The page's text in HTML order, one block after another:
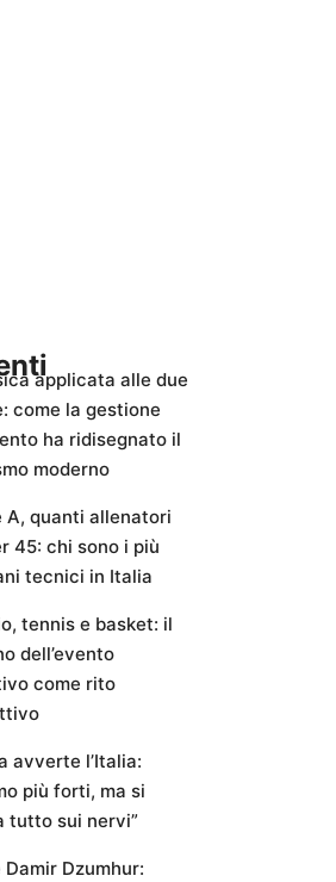
applicata alle due
come la gestione
ha ridisegnato il
moderno
A, quanti allenatori
45: chi sono i più
tecnici in Italia
tennis e basket: il
dell’evento
come rito
avverte l’Italia:
più forti, ma si
tutto sui nervi”
Damir Dzumhur: